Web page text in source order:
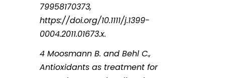
79958170373,
https://doi.org/10.1111/j.1399-
0004.2011.01673.x.
4 Moosmann B. and Behl C.,
Antioxidants as treatment for